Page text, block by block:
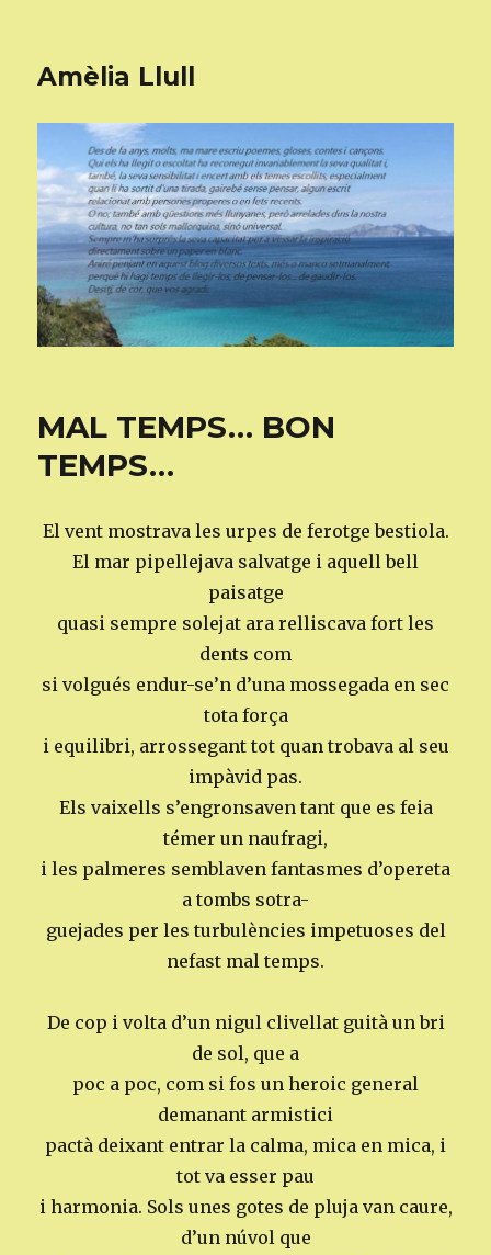
Amèlia Llull
MAL TEMPS… BON
TEMPS…
El vent mostrava les urpes de ferotge bestiola.
El mar pipellejava salvatge i aquell bell
paisatge
quasi sempre solejat ara relliscava fort les
dents com
si volgués endur-se’n d’una mossegada en sec
tota força
i equilibri, arrossegant tot quan trobava al seu
impàvid pas.
Els vaixells s’engronsaven tant que es feia
témer un naufragi,
i les palmeres semblaven fantasmes d’opereta
a tombs sotra-
guejades per les turbulències impetuoses del
nefast mal temps.
De cop i volta d’un nigul clivellat guità un bri
de sol, que a
poc a poc, com si fos un heroic general
demanant armistici
pactà deixant entrar la calma, mica en mica, i
tot va esser pau
i harmonia. Sols unes gotes de pluja van caure,
d’un núvol que